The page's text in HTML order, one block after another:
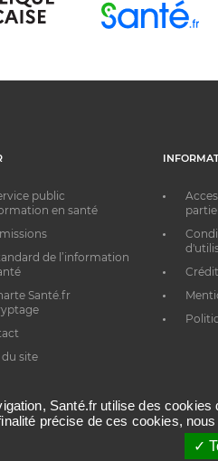
public
en santé
de l’information
Santé.fr
du site
Santé.fr utilise des
précise de ces cookies,